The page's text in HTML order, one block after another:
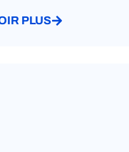
PLUS